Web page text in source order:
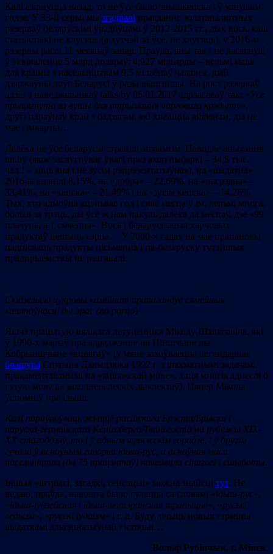
Калі азірнуцца назад, то не ўсё было звышкепска і ў мінулым
годзе. У 33-й серыі мы згадвалі праяданне золатавалютных
рэзерваў беларускімі ўрадоўцамі ў 2012-2015 гг.; дык вось, калі
статыстыкі не хлусяць (а хутчэй за ўсё, не хлусяць), у 2016-м
рэзервы раслі 11 месяцаў запар. Праўда, яны так і не дасягнулі
ў эквіваленце 5 млрд долараў: 4,927 мільярды – вельмі мала
для краіны з насельніцтвам 9,5 мільёнаў чалавек, дый
дзяржаўны доўг Беларусі ў разы вышэйшы. На рост рэзерваў
адзін з наведвальнікаў talks.by 05.01.2017 адрэагаваў так: «Усё
прыцягнута за вушы для атрымання чарговага крэдыту»,
другі параўнаў край з бадзягам, які хваліцца айфонам, ды не
мае сімкарты…
Далёка не ўсе беларусы страцілі аптымізм. Паводле апытання
tut.by (якое заслугоўвае ўвагі праз ахоп выбаркі – 34,5 тыс.
чал.! – хоць яна і не зусім рэпрэзентатыўная), на «выдатна»
2016-ы ацанілі 8,15%, на «добра» – 22,69%, на «пасрэдна» –
33,41%, на «кепска» – 21,49% і на «зусім кепска» – 14,26%.
Тых, хто адмоўна ацэньвае год і сваё месца ў ім, вельмі многа,
больш за трэць, ды ўсё ж нам пакуль далёка да месцаў, дзе «99
плачуць, а 1 смяецца». Вось і беларусізацыя харчовых
прадуктаў цешыць сэрца… У 2000-х гадах на мае прапановы
падпісваць прадукты пісьменна і па-беларуску тутэйшыя
прадпрыемствы не рэагавалі.
Скідзельскі цукровы камбінат прапагандуе сямейныя
каштоўнасці ды эрас (no porno)
Яшчэ працытую вялікага летуценніка Міколу Шаляговіча, які
ў 1990-х марыў пра адраджэнне на Піншчыне ды
Кобрыншчыне «яцвягаў» (у мяне захоўваецца легендарная
брашура Сцяпана Давыдзюка 1992 г. з шахматнымі задачамі,
пракаментаванымі на «яцвяжскай мове», хаця многія аднеслі б
гэтую мову да заходнепалескіх дыялектаў). Цяпер Мікола
ўспомніў пра ідыш:
Калі параўноўваць жыццё расійскага Брэста/Брыска i
паруска-германскага Кёнігсберга/Тваньгоста на рубяжы ХIX-
XX стагоддзяў, то і ў адным яцвяжскім горадзе, і ў другім
гучала ў асноўным гаворка ідыш-рус, а асноўная маса
насельніцтва (да 75 працэнтаў) наведвала сінагогі і ешыботы.
Іншыя «інтрыгі, загадкі, сенсацыі» можна знайсці тут. Не
ведаю, праўда, навошта было гуляцца са словамі «ідыш-рус»,
«ідыш-іудзейская і ідыш-лютэранская традыцыі», «руські
ведызм», «руські іудаізм» і г. д. Буду лічыць новыя тэрміны
выдаткамі альтэрнатыўнай гісторыі…
Вольф Рубінчык, г. Мінск,